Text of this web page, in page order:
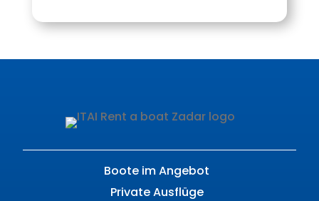
Boote im Angebot
Private Ausflüge